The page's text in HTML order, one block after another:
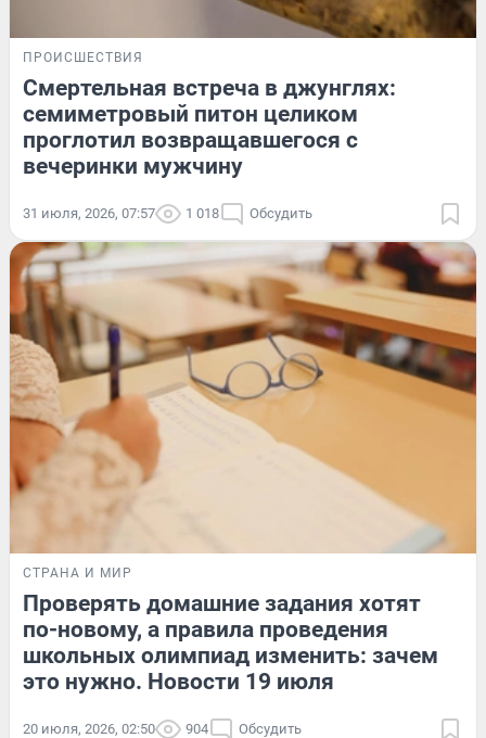
ПРОИСШЕСТВИЯ
Смертельная встреча в джунглях:
семиметровый питон целиком
проглотил возвращавшегося с
вечеринки мужчину
31 июля, 2026, 07:57 1 018 Обсудить
СТРАНА И МИР
Проверять домашние задания хотят
по-новому, а правила проведения
школьных олимпиад изменить: зачем
это нужно. Новости 19 июля
20 июля, 2026, 02:50 904 Обсудить